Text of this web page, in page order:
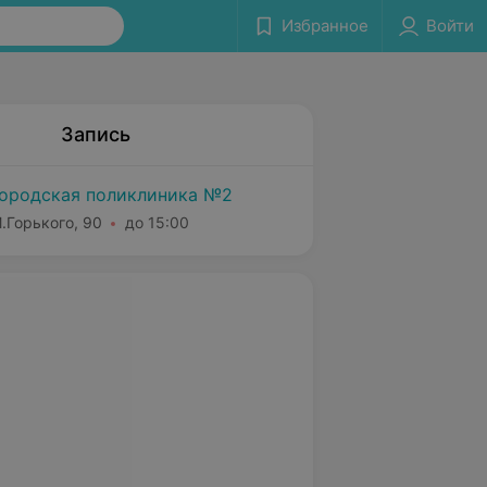
Избранное Войти
Запись
поликлиника №2
90 до 15:00